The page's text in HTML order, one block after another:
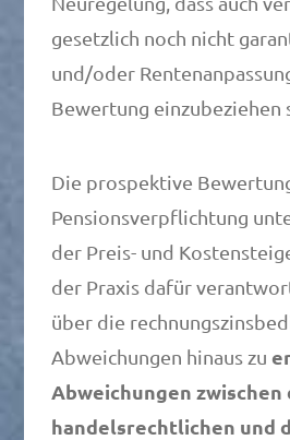
gesetzlich noch nicht
und/oder
Bewertung einzubeziehen
Die prospektive
Pensionsverpflichtung
der Preis- und
der Praxis dafür
über die
Abweichungen hinaus zu
Abweichungen zwischen
handelsrechtlichen und